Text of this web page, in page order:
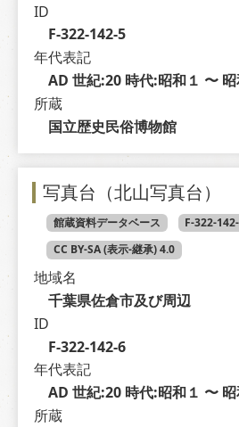
ID
F-322-142-5
年代表記
AD 世紀:20 時代:昭和１ 〜
所蔵
国立歴史民俗博物館
写真台（北山写真台）
館蔵資料データベース
F-322-
CC BY-SA (表示-継承) 4.0
地域名
千葉県佐倉市及び周辺
ID
F-322-142-6
年代表記
AD 世紀:20 時代:昭和１ 〜
所蔵